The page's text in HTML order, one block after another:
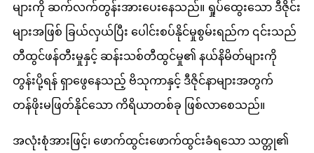
များကို ဆက်လက်တွန်းအားပေးနေသည်။ ရှုပ်ထွေးသော ဒီဇိုင်း
များအဖြစ် ခြယ်လှယ်ပြီး ပေါင်းစပ်နိုင်မှုစွမ်းရည်က ၎င်းသည်
တီထွင်ဖန်တီးမှုနှင့် ဆန်းသစ်တီထွင်မှု၏ နယ်နိမိတ်များကို
တွန်းပို့ရန် ရှာဖွေနေသည့် ဗိသုကာနှင့် ဒီဇိုင်နာများအတွက်
တန်ဖိုးမဖြတ်နိုင်သော ကိရိယာတစ်ခု ဖြစ်လာစေသည်။
အလုံးစုံအားဖြင့်၊ ဖောက်ထွင်းဖောက်ထွင်းခံရသော သတ္တု၏